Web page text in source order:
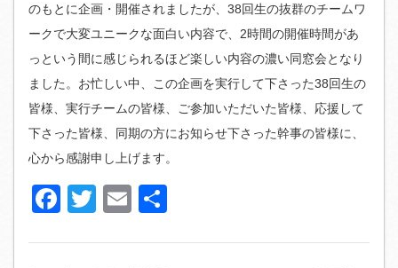
のもとに企画・開催されましたが、38回生の抜群のチームワ
ークで大変ユニークな面白い内容で、2時間の開催時間があ
っという間に感じられるほど楽しい内容の濃い同窓会となり
ました。お忙しい中、この企画を実行して下さった38回生の
皆様、実行チームの皆様、ご参加いただいた皆様、応援して
下さった皆様、同期の方にお知らせ下さった幹事の皆様に、
心から感謝申し上げます。
Facebook
Twitter
Email